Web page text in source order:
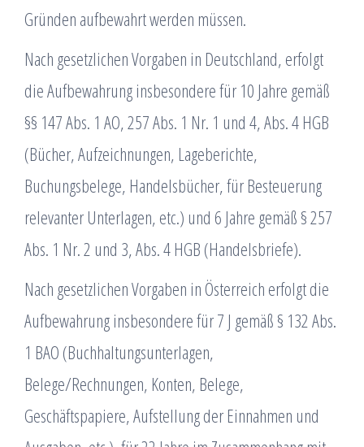
Gründen aufbewahrt werden müssen.
Nach gesetzlichen Vorgaben in Deutschland, erfolgt
die Aufbewahrung insbesondere für 10 Jahre gemäß
§§ 147 Abs. 1 AO, 257 Abs. 1 Nr. 1 und 4, Abs. 4 HGB
(Bücher, Aufzeichnungen, Lageberichte,
Buchungsbelege, Handelsbücher, für Besteuerung
relevanter Unterlagen, etc.) und 6 Jahre gemäß § 257
Abs. 1 Nr. 2 und 3, Abs. 4 HGB (Handelsbriefe).
Nach gesetzlichen Vorgaben in Österreich erfolgt die
Aufbewahrung insbesondere für 7 J gemäß § 132 Abs.
1 BAO (Buchhaltungsunterlagen,
Belege/Rechnungen, Konten, Belege,
Geschäftspapiere, Aufstellung der Einnahmen und